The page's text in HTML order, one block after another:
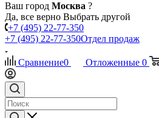
Ваш город Москва ?
Да, все верно Выбрать другой
+7 (495) 22-77-350
+7 (495) 22-77-350Отдел продаж
Сравнение0 Отложенные 0